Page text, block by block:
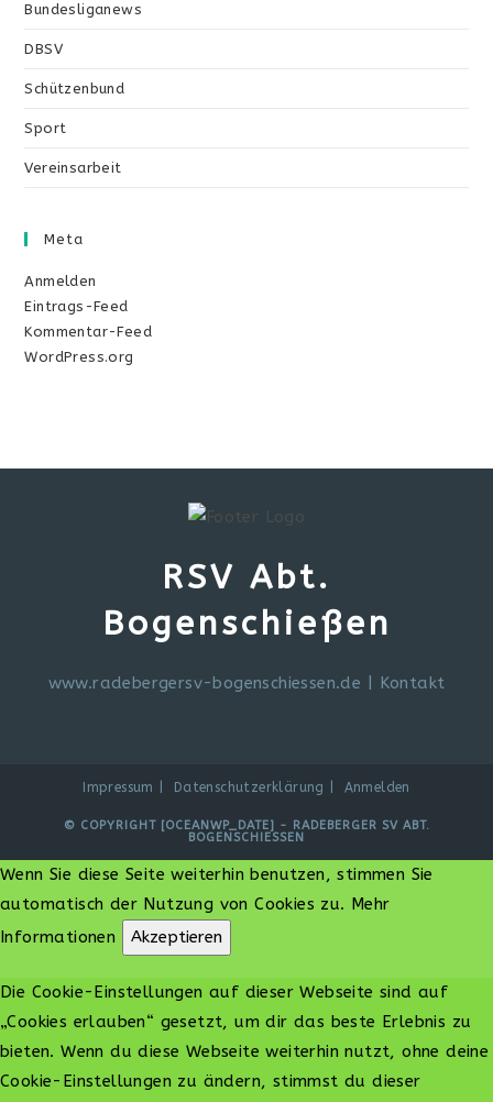
Bundesliganews
DBSV
Schützenbund
Sport
Vereinsarbeit
Meta
Anmelden
Eintrags-Feed
Kommentar-Feed
WordPress.org
RSV Abt.
Bogenschießen
www.radebergersv-bogenschiessen.de Kontakt
Impressum Datenschutzerklärung Anmelden
© COPYRIGHT [OCEANWP_DATE] - RADEBERGER SV ABT.
BOGENSCHIESSEN
Wenn Sie diese Seite weiterhin benutzen, stimmen Sie
automatisch der Nutzung von Cookies zu. Mehr
Informationen
Akzeptieren
Die Cookie-Einstellungen auf dieser Webseite sind auf
„Cookies erlauben“ gesetzt, um dir das beste Erlebnis zu
bieten. Wenn du diese Webseite weiterhin nutzt, ohne deine
Cookie-Einstellungen zu ändern, stimmst du dieser